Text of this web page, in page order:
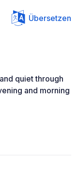
Übersetzen
quiet through
and morning